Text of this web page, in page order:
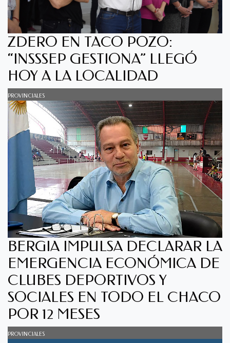
ZDERO EN TACO POZO:
“INSSSEP GESTIONA” LLEGÓ
HOY A LA LOCALIDAD
PROVINCIALES
BERGIA IMPULSA DECLARAR LA
EMERGENCIA ECONÓMICA DE
CLUBES DEPORTIVOS Y
SOCIALES EN TODO EL CHACO
POR 12 MESES
PROVINCIALES